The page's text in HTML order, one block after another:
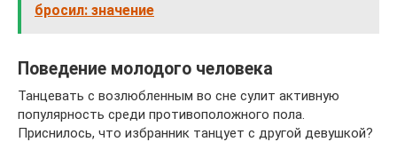
бросил: значение
Поведение молодого человека
Танцевать с возлюбленным во сне сулит активную
популярность среди противоположного пола.
Приснилось, что избранник танцует с другой девушкой?